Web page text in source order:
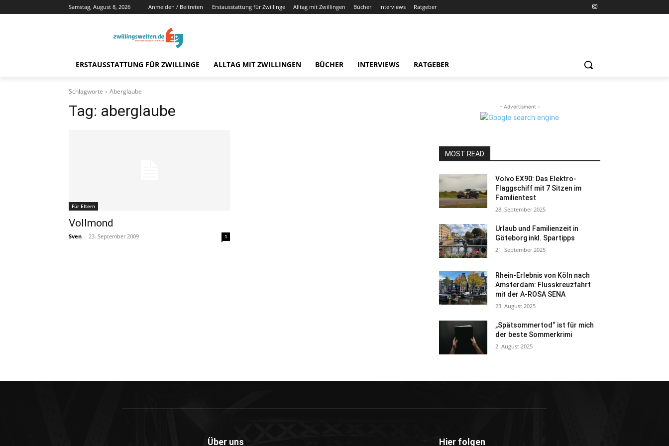
Samstag, August 8, 2026 Anmelden / Beitreten Erstausstattung für Zwillinge Alltag mit Zwillingen Bücher Interviews Ratgeber
ERSTAUSSTATTUNG FÜR ZWILLINGE ALLTAG MIT ZWILLINGEN BÜCHER INTERVIEWS RATGEBER
Schlagworte Aberglaube
Tag: aberglaube
Für Eltern
Vollmond
Sven - 23. September 2009 1
- Advertisment -
MOST READ
Volvo EX90: Das Elektro-
Flaggschiff mit 7 Sitzen im
Familientest
28. September 2025
Urlaub und Familienzeit in
Göteborg inkl. Spartipps
21. September 2025
Rhein-Erlebnis von Köln nach
Amsterdam: Flusskreuzfahrt
mit der A-ROSA SENA
23. August 2025
„Spätsommertod“ ist für mich
der beste Sommerkrimi
2. August 2025
Über uns Hier folgen